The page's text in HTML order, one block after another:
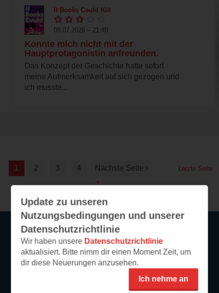
If Books Could Kill
08.07.2026 – 21:40
Konnte mich nicht mit der
Hauptprotagonistin anfreunden.
Das Konzept der Geschichte hatte sofort
meine Aufmerksamkeit auf sich gezogen und
ich musste...
1 2 3 4 Nächste Seite ›
Letzte Seite
»
Update zu unseren
Nutzungsbedingungen und unserer
Datenschutzrichtlinie
Wir haben unsere Datenschutzrichtlinie
aktualisiert. Bitte nimm dir einen Moment Zeit, um
dir diese Neuerungen anzusehen.
Ich nehme an
Service
So funktioniert‘s